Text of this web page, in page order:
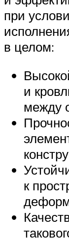
при
в целом:
и
между
к